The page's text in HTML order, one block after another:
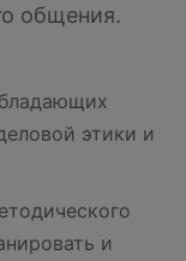
общения.
этики и
и